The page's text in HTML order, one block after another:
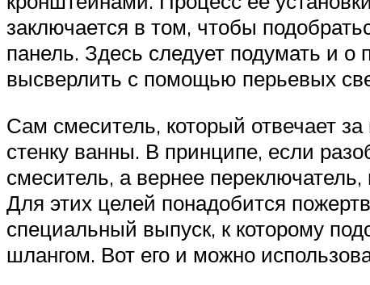
заключается в том, чтобы
панель. Здесь следует подумать и о
высверлить с помощью перьевых
Сам смеситель, который отвечает
стенку ванны. В принципе, если
смеситель, а вернее
Для этих целей понадобится
специальный выпуск, к которому
шлангом. Вот его и можно